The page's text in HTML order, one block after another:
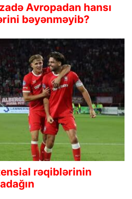
Avropadan hansı
bəyənməyib?
rəqiblərinin